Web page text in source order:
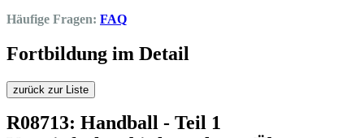
Häufige Fragen: FAQ
Fortbildung im Detail
zurück zur Liste
R08713: Handball - Teil 1